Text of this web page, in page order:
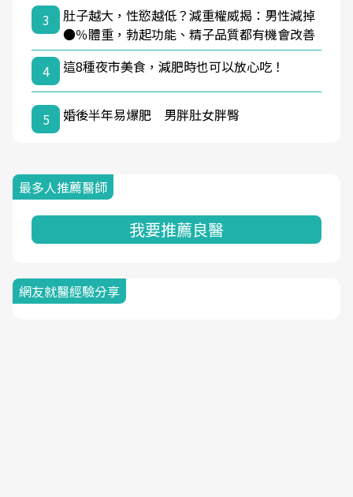
3
肚子越大，性慾越低？減重權威揭：男性減掉
●％體重，勃起功能、精子品質都有機會改善
4
這8種夜市美食，減肥時也可以放心吃！
5 婚後半年易爆肥 男胖肚女胖臀
最多人推薦醫師
我要推薦良醫
網友就醫經驗分享